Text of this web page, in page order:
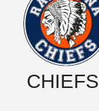
CHIEFS